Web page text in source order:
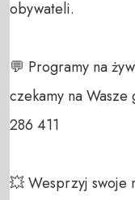
obywateli.
💬 Programy na
czekamy na
286 411
💥 Wesprzyj swoje